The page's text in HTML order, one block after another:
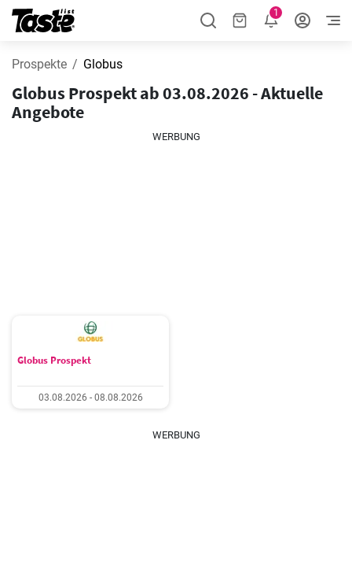
1
Prospekte Globus
Globus Prospekt ab 03.08.2026 - Aktuelle
Angebote
WERBUNG
Globus Prospekt
03.08.2026 - 08.08.2026
WERBUNG